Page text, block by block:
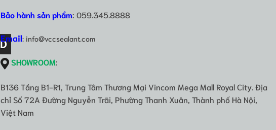
Bảo hành sản phẩm: 059.345.8888
Email: info@vccsealant.com
SHOWROOM:
B136 Tầng B1-R1, Trung Tâm Thương Mại Vincom Mega Mall Royal City. Địa
chỉ Số 72A Đường Nguyễn Trãi, Phường Thanh Xuân, Thành phố Hà Nội,
Việt Nam